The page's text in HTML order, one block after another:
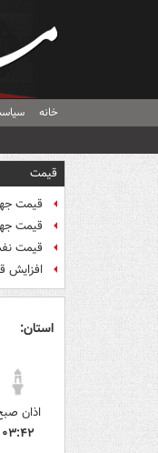
خانه
قیمت
قیمت
قیمت جهانی
قیمت نفت
افزایش
استان:
اذان
۰۳:۴۲